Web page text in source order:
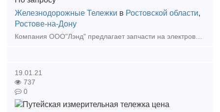
Железнодорожные Тележки в Ростовской области,
Ростове-на-Дону
Компания ООО"Лэнд" предлагает запчасти на электровозы завода НЭВЗ: ВЛ,ЭП,ЭС,НП,ОПЭ,ЭД. Мы внимательно и оперативно рассматриваем все заявки. Наименование Чертеж кол-во опо
19.01.21
737
0